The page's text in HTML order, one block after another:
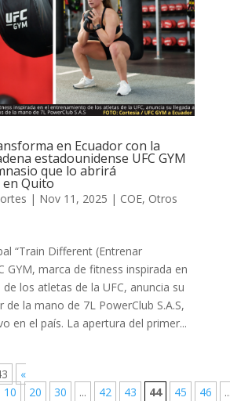
en Ecuador con la
estadounidense UFC GYM
que lo abrirá
Quito
| Nov 11, 2025 | COE, Otros
“Train Different (Entrenar
GYM, marca de fitness inspirada en
los atletas de la UFC, anuncia su
de la mano de 7L PowerClub S.A.S,
en el país. La apertura del primer...
«
10 20 30 ... 42 43 44 45 46